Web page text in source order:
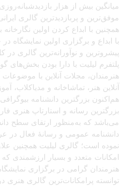
میانگین بیش از هزار
موفق‌ترین و پربازدیدترین گالری
همچنین با ابداع کردن اولین
با ابداع و برگزاری اولین نمایشگاه
پیشروترین و نوآورانه‌ترین گالری
پلتفرم لیلیت با دارا بودن بخش‌های
هنرمندان، مجلات آنلاین با
آنلاین هنر، تماشاخانه و مدیاکلاب،
هم‌اکنون بزرگترین دانشنامه
بزرگترین رسانه و استارتاپ هنری
می‌باشد که به‌منظور ارتقای سطح
دانشنامه عمومی و رسانهٔ فعال در
نموده است؛ گالری لیلیت همچنین
امکانات متعدد و بسیار ارزشمندی
هنرمندان گرامی در برگزاری
توانسته پرامکانات‌ترین گالری هنری